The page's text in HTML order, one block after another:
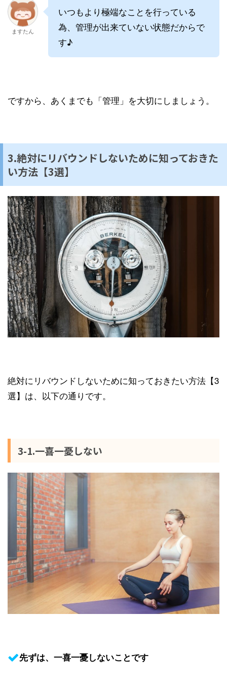
ますたん
いつもより極端なことを行っている
為、管理が出来ていない状態だからで
す♪
ですから、あくまでも「管理」を大切にしましょう。
3.絶対にリバウンドしないために知っておきた
い方法【3選】
絶対にリバウンドしないために知っておきたい方法【3
選】は、以下の通りです。
3-1.一喜一憂しない
先ずは、一喜一憂しないことです